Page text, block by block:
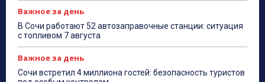
Важное за день
В Сочи работают 52 автозаправочные станции: ситуация
с топливом 7 августа
Важное за день
Сочи встретил 4 миллиона гостей: безопасность туристов